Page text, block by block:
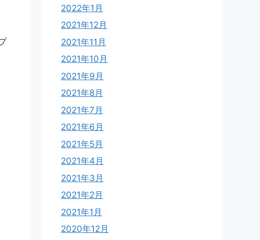
2022年1月
2021年12月
2021年11月
2021年10月
2021年9月
2021年8月
2021年7月
2021年6月
2021年5月
2021年4月
2021年3月
2021年2月
2021年1月
2020年12月